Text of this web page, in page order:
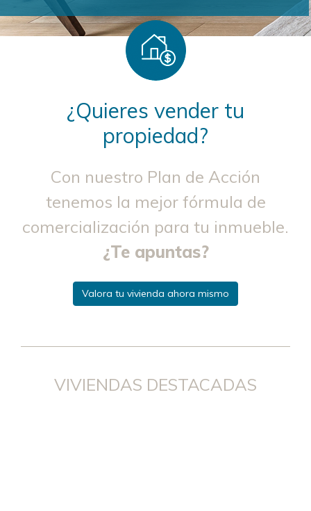
¿Quieres vender tu
propiedad?
Con nuestro Plan de Acción
tenemos la mejor fórmula de
comercialización para tu inmueble.
¿Te apuntas?
Valora tu vivienda ahora mismo
VIVIENDAS DESTACADAS